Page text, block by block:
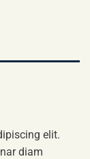
elit.
diam